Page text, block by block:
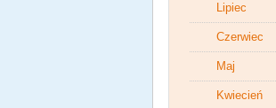
Lipiec
Czerwiec
Maj
Kwiecień